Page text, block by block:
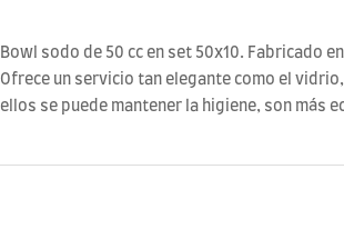
Bowl sodo de 50 cc en set 50x10. Fabricado
Ofrece un servicio tan elegante como el
ellos se puede mantener la higiene, son más